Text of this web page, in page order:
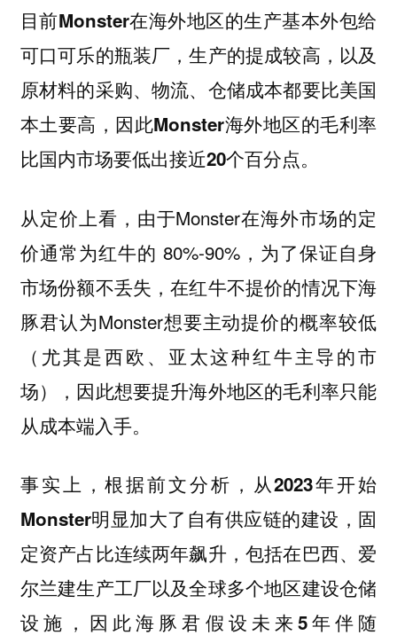
目前Monster在海外地区的生产基本外包给
可口可乐的瓶装厂，生产的提成较高，以及
原材料的采购、物流、仓储成本都要比美国
本土要高，因此Monster海外地区的毛利率
比国内市场要低出接近20个百分点。
从定价上看，由于Monster在海外市场的定
价通常为红牛的 80%-90%，为了保证自身
市场份额不丢失，在红牛不提价的情况下海
豚君认为Monster想要主动提价的概率较低
（尤其是西欧、亚太这种红牛主导的市
场），因此想要提升海外地区的毛利率只能
从成本端入手。
事实上，根据前文分析，从2023年开始
Monster明显加大了自有供应链的建设，固
定资产占比连续两年飙升，包括在巴西、爱
尔兰建生产工厂以及全球多个地区建设仓储
设施，因此海豚君假设未来5年伴随